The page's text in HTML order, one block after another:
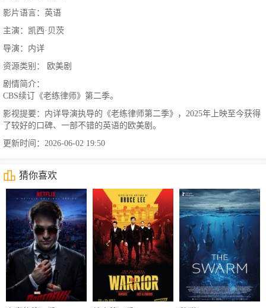
影片语言：英语
主演：凯西·贝茨
导演：内详
资源类别： 欧美剧
剧情简介：
CBS续订《老练律师》第二季。
影视提要：内详导演执导的《老练律师第二季》，2025年上映至今获得
了较好的口碑、一部不错的英语的欧美剧。
更新时间：2026-06-02 19:50
猜你喜欢